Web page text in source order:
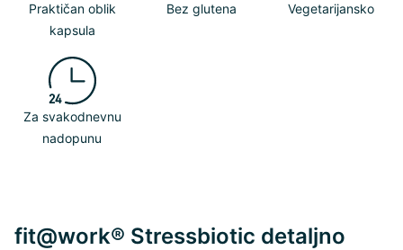
Praktičan oblik
kapsula
Bez glutena Vegetarijansko
Za svakodnevnu
nadopunu
fit@work® Stressbiotic detaljno